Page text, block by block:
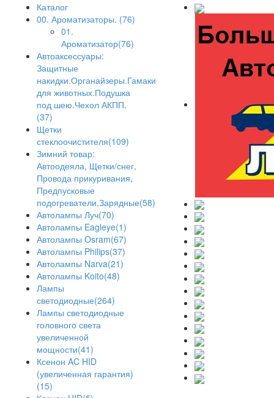
Каталог
00. Ароматизаторы. (76)
01.
Ароматизатор(76)
Автоаксессуары:
Защитные
накидки.Органайзеры.Гамаки
для животных.Подушка
под шею.Чехол АКПП.
(37)
Щетки
стеклоочистителя(109)
Зимний товар:
Автоодеяла, Щетки/снег,
Провода прикуривания,
Предпусковые
подогреватели,Зарядные(58)
Автолампы Луч(70)
Автолампы Eagleye(1)
Автолампы Osram(67)
Автолампы Philips(37)
Автолампы Narva(21)
Автолампы Koito(48)
Лампы
светодиодные(264)
Лампы светодиодные
головного света
увеличенной
мощности(41)
Ксенон AC HID
(увеличенная гарантия)
(15)